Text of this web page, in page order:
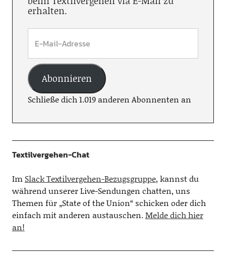
erhalten.
Abonnieren
Schließe dich 1.019 anderen Abonnenten an
Textilvergehen-Chat
Im Slack Textilvergehen-Bezugsgruppe, kannst du
während unserer Live-Sendungen chatten, uns
Themen für „State of the Union“ schicken oder dich
einfach mit anderen austauschen.Melde dich hier
an!